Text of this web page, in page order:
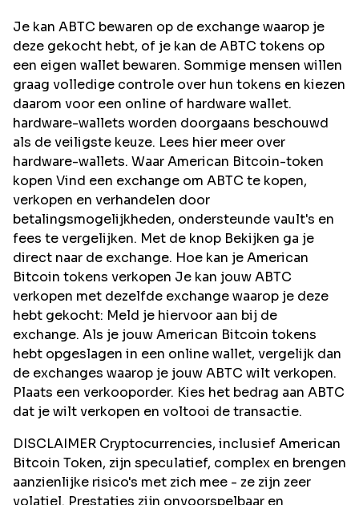
Je kan ABTC bewaren op de exchange waarop je
deze gekocht hebt, of je kan de ABTC tokens op
een eigen wallet bewaren. Sommige mensen willen
graag volledige controle over hun tokens en kiezen
daarom voor een online of hardware wallet.
hardware-wallets worden doorgaans beschouwd
als de veiligste keuze. Lees hier meer over
hardware-wallets. Waar American Bitcoin-token
kopen Vind een exchange om ABTC te kopen,
verkopen en verhandelen door
betalingsmogelijkheden, ondersteunde vault's en
fees te vergelijken. Met de knop Bekijken ga je
direct naar de exchange. Hoe kan je American
Bitcoin tokens verkopen Je kan jouw ABTC
verkopen met dezelfde exchange waarop je deze
hebt gekocht: Meld je hiervoor aan bij de
exchange. Als je jouw American Bitcoin tokens
hebt opgeslagen in een online wallet, vergelijk dan
de exchanges waarop je jouw ABTC wilt verkopen.
Plaats een verkooporder. Kies het bedrag aan ABTC
dat je wilt verkopen en voltooi de transactie.
DISCLAIMER Cryptocurrencies, inclusief American
Bitcoin Token, zijn speculatief, complex en brengen
aanzienlijke risico's met zich mee - ze zijn zeer
volatiel. Prestaties zijn onvoorspelbaar en